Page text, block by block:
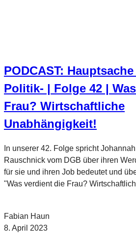
PODCAST:
Politik- | Folge 42 |
Frau? Wirtschaftliche
Unabhängigkeit!
In unserer 42. Folge spricht
Rauschnick vom DGB über ihren
für sie und ihren Job bedeutet und
"Was verdient die Frau?
Fabian Haun
8. April 2023